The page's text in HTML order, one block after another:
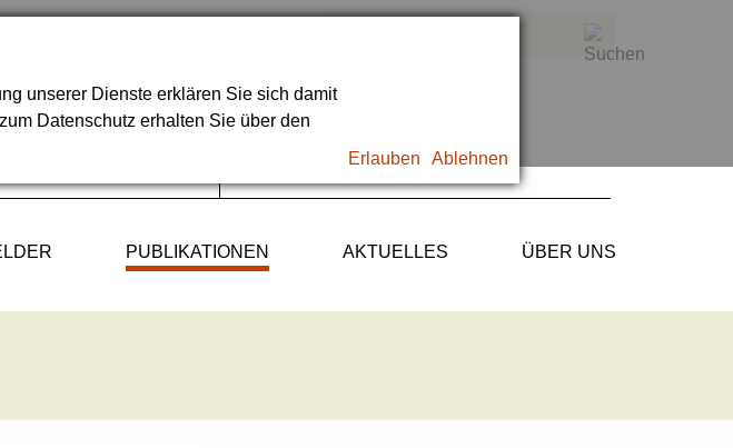
unserer Dienste erklären Sie sich damit
Datenschutz erhalten Sie über den
Erlauben Ablehnen
PUBLIKATIONEN AKTUELLES ÜBER UNS